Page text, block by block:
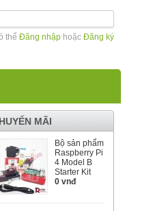
thể Đăng nhập hoặc Đăng ký
MÃI
Bộ sản phẩm
Raspberry Pi
4 Model B
Starter Kit
0 vnđ